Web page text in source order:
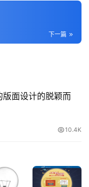
下一篇
面设计的脱颖而
10.4K